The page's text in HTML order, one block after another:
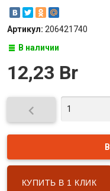
Артикул: 206421740
В наличии
12,23 Br

КУПИТЬ В 1 КЛИК